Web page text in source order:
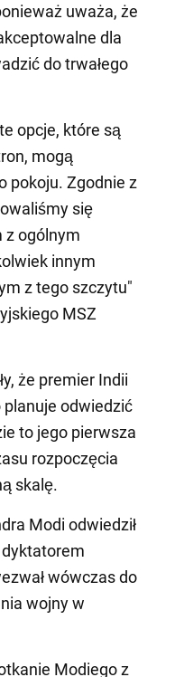
uważa, że
dla
do trwałego
opcje, które są
mogą
pokoju. Zgodnie z
się
z ogólnym
innym
z tego szczytu"
MSZ
że premier Indii
odwiedzić
to jego pierwsza
rozpoczęcia
skalę.
Modi odwiedził
dyktatorem
wówczas do
wojny w
Modiego z